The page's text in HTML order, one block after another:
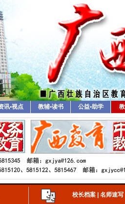
讯•视点 教辅•读书 公益•助学
校长档案 名师速写